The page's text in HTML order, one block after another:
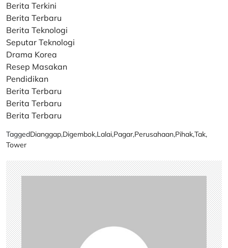
Berita Terkini
Berita Terbaru
Berita Teknologi
Seputar Teknologi
Drama Korea
Resep Masakan
Pendidikan
Berita Terbaru
Berita Terbaru
Berita Terbaru
TaggedDianggap,Digembok,Lalai,Pagar,Perusahaan,Pihak,Tak,
Tower